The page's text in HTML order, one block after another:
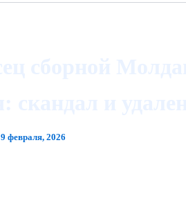
9 февраля, 2026